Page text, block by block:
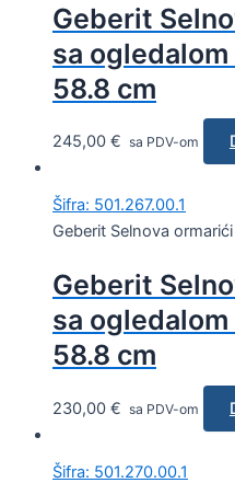
Geberit
sa
58.8 cm
245,00 € sa PDV-om
Šifra: 501.267.00.1
Geberit Selnova
Geberit
sa
58.8 cm
230,00 € sa PDV-om
Šifra: 501.270.00.1